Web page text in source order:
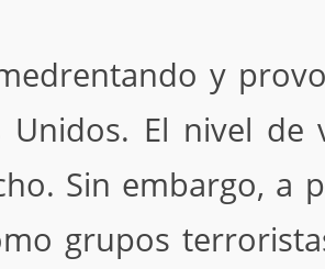
y
El nivel
Sin embargo, a
grupos